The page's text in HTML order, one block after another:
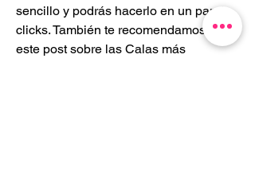
sencillo y podrás hacerlo en un par de
clicks. También te recomendamos ver
este post sobre las Calas más